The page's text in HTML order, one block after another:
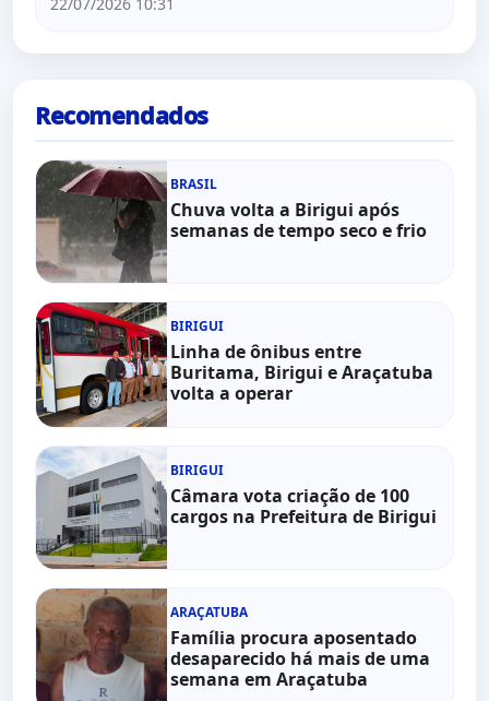
Recomendados
BRASIL
Chuva volta a Birigui após
semanas de tempo seco e frio
BIRIGUI
Linha de ônibus entre
Buritama, Birigui e Araçatuba
volta a operar
BIRIGUI
Câmara vota criação de 100
cargos na Prefeitura de Birigui
ARAÇATUBA
Família procura aposentado
desaparecido há mais de uma
semana em Araçatuba